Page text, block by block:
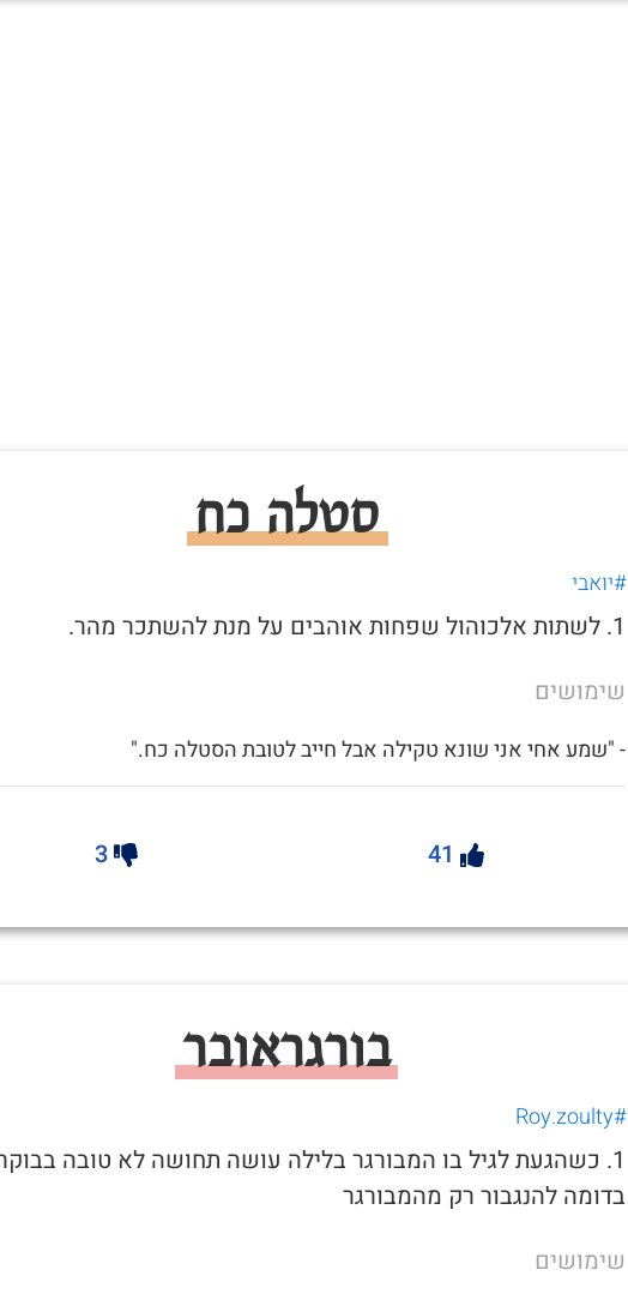
סטלה כח
#יואבי
1. לשתות אלכוהול שפחות אוהבים על מנת להשתכר מהר.
שימושים
- "שמע אחי אני שונא טקילה אבל חייב לטובת הסטלה כח."
41
3
בורגראובר
#Roy.zoulty
1. כשהגעת לגיל בו המבורגר בלילה עושה תחושה לא טובה
בדומה להנגבור רק מהמבורגר
שימושים